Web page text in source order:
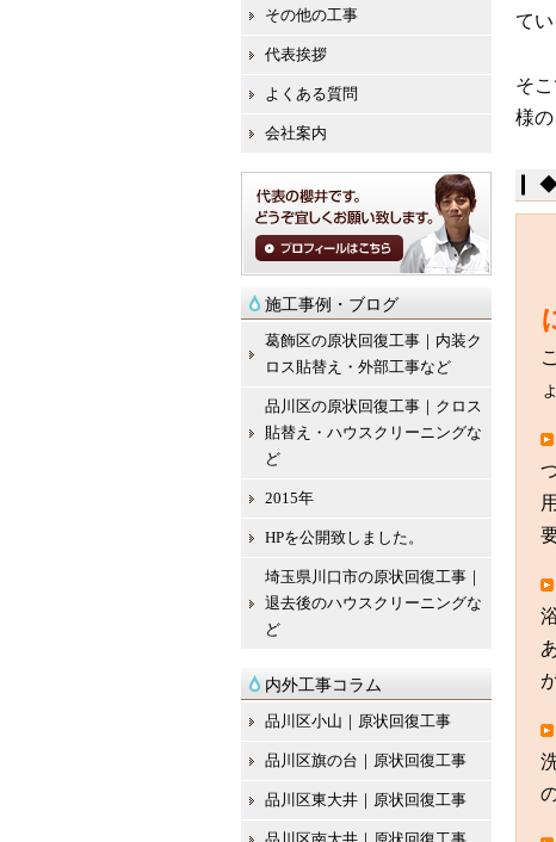
てい
そこ
様
◆
その他の工事
代表挨拶
よくある質問
会社案内
施工事例・ブログ
葛飾区の原状回復工事｜内装ク
ロス貼替え・外部工事など
品川区の原状回復工事｜クロス
貼替え・ハウスクリーニングな
ど
2015年
HPを公開致しました。
埼玉県川口市の原状回復工事｜
退去後のハウスクリーニングな
ど
内外工事コラム
品川区小山｜原状回復工事
品川区旗の台｜原状回復工事
品川区東大井｜原状回復工事